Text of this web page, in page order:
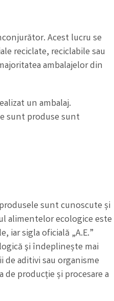
Acest lucru se
reciclate, reciclabile sau
ambalajelor din
un ambalaj.
sunt produse sunt
sunt cunoscute și
alimentelor ecologice este
iar sigla oficială „A.E.”
şi îndeplinește mai
aditivi sau organisme
producție și procesare a